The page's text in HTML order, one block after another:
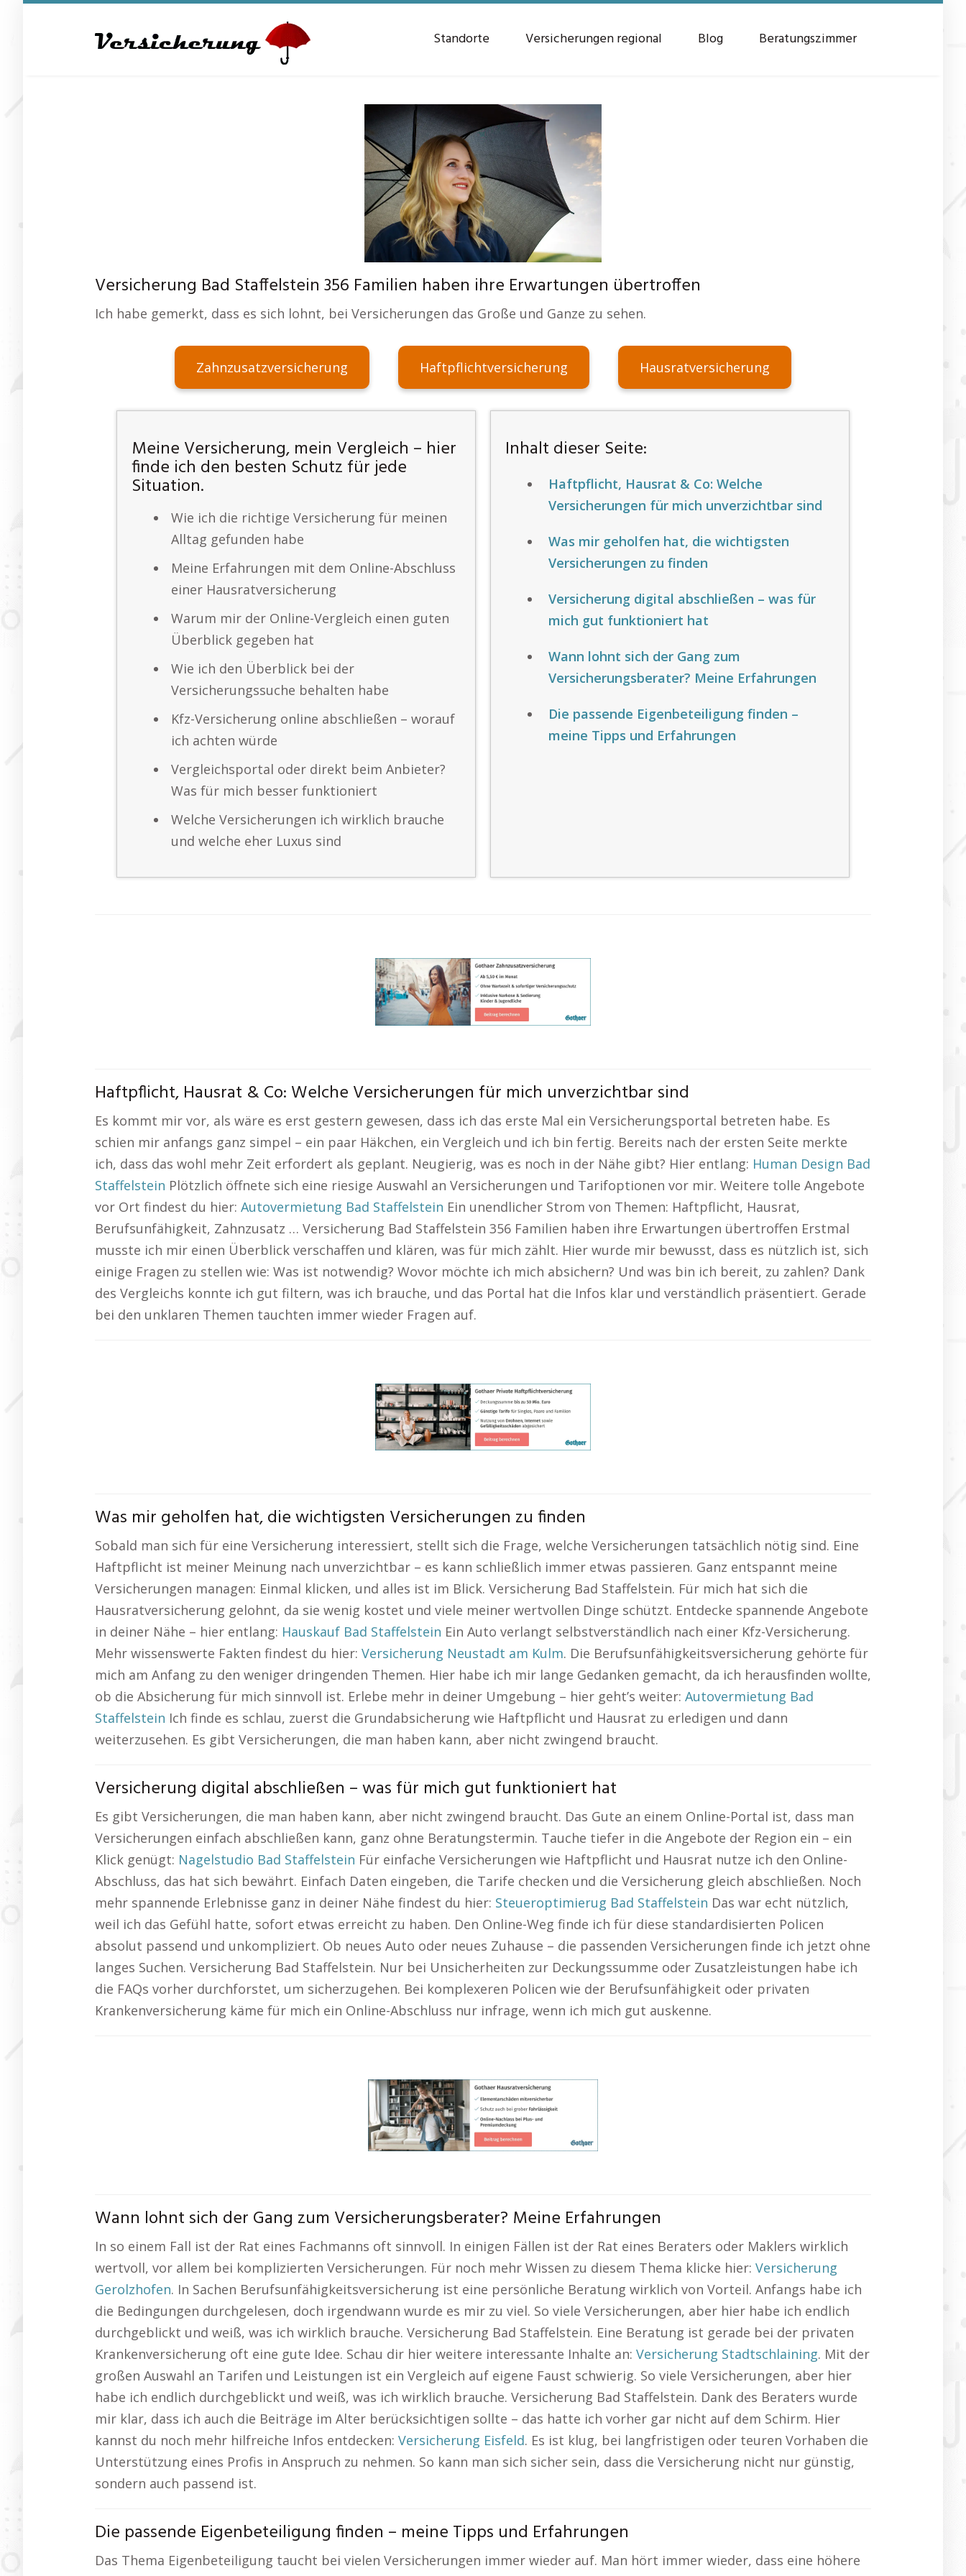
Standorte Versicherungen regional Blog Beratungszimmer
Versicherung Bad Staffelstein 356 Familien haben ihre Erwartungen übertroffen
Ich habe gemerkt, dass es sich lohnt, bei Versicherungen das Große und Ganze zu sehen.
Zahnzusatzversicherung Haftpflichtversicherung Hausratversicherung
Meine Versicherung, mein Vergleich – hier
finde ich den besten Schutz für jede
Situation.
Wie ich die richtige Versicherung für meinen
Alltag gefunden habe
Meine Erfahrungen mit dem Online-Abschluss
einer Hausratversicherung
Warum mir der Online-Vergleich einen guten
Überblick gegeben hat
Wie ich den Überblick bei der
Versicherungssuche behalten habe
Kfz-Versicherung online abschließen – worauf
ich achten würde
Vergleichsportal oder direkt beim Anbieter?
Was für mich besser funktioniert
Welche Versicherungen ich wirklich brauche
und welche eher Luxus sind
Inhalt dieser Seite:
Haftpflicht, Hausrat & Co: Welche
Versicherungen für mich unverzichtbar sind
Was mir geholfen hat, die wichtigsten
Versicherungen zu finden
Versicherung digital abschließen – was für
mich gut funktioniert hat
Wann lohnt sich der Gang zum
Versicherungsberater? Meine Erfahrungen
Die passende Eigenbeteiligung finden –
meine Tipps und Erfahrungen
Haftpflicht, Hausrat & Co: Welche Versicherungen für mich unverzichtbar sind
Es kommt mir vor, als wäre es erst gestern gewesen, dass ich das erste Mal ein Versicherungsportal betreten habe. Es
schien mir anfangs ganz simpel – ein paar Häkchen, ein Vergleich und ich bin fertig. Bereits nach der ersten Seite merkte
ich, dass das wohl mehr Zeit erfordert als geplant. Neugierig, was es noch in der Nähe gibt? Hier entlang: Human Design Bad
Staffelstein Plötzlich öffnete sich eine riesige Auswahl an Versicherungen und Tarifoptionen vor mir. Weitere tolle Angebote
vor Ort findest du hier: Autovermietung Bad Staffelstein Ein unendlicher Strom von Themen: Haftpflicht, Hausrat,
Berufsunfähigkeit, Zahnzusatz … Versicherung Bad Staffelstein 356 Familien haben ihre Erwartungen übertroffen Erstmal
musste ich mir einen Überblick verschaffen und klären, was für mich zählt. Hier wurde mir bewusst, dass es nützlich ist, sich
einige Fragen zu stellen wie: Was ist notwendig? Wovor möchte ich mich absichern? Und was bin ich bereit, zu zahlen? Dank
des Vergleichs konnte ich gut filtern, was ich brauche, und das Portal hat die Infos klar und verständlich präsentiert. Gerade
bei den unklaren Themen tauchten immer wieder Fragen auf.
Was mir geholfen hat, die wichtigsten Versicherungen zu finden
Sobald man sich für eine Versicherung interessiert, stellt sich die Frage, welche Versicherungen tatsächlich nötig sind. Eine
Haftpflicht ist meiner Meinung nach unverzichtbar – es kann schließlich immer etwas passieren. Ganz entspannt meine
Versicherungen managen: Einmal klicken, und alles ist im Blick. Versicherung Bad Staffelstein. Für mich hat sich die
Hausratversicherung gelohnt, da sie wenig kostet und viele meiner wertvollen Dinge schützt. Entdecke spannende Angebote
in deiner Nähe – hier entlang: Hauskauf Bad Staffelstein Ein Auto verlangt selbstverständlich nach einer Kfz-Versicherung.
Mehr wissenswerte Fakten findest du hier: Versicherung Neustadt am Kulm. Die Berufsunfähigkeitsversicherung gehörte für
mich am Anfang zu den weniger dringenden Themen. Hier habe ich mir lange Gedanken gemacht, da ich herausfinden wollte,
ob die Absicherung für mich sinnvoll ist. Erlebe mehr in deiner Umgebung – hier geht’s weiter: Autovermietung Bad
Staffelstein Ich finde es schlau, zuerst die Grundabsicherung wie Haftpflicht und Hausrat zu erledigen und dann
weiterzusehen. Es gibt Versicherungen, die man haben kann, aber nicht zwingend braucht.
Versicherung digital abschließen – was für mich gut funktioniert hat
Es gibt Versicherungen, die man haben kann, aber nicht zwingend braucht. Das Gute an einem Online-Portal ist, dass man
Versicherungen einfach abschließen kann, ganz ohne Beratungstermin. Tauche tiefer in die Angebote der Region ein – ein
Klick genügt: Nagelstudio Bad Staffelstein Für einfache Versicherungen wie Haftpflicht und Hausrat nutze ich den Online-
Abschluss, das hat sich bewährt. Einfach Daten eingeben, die Tarife checken und die Versicherung gleich abschließen. Noch
mehr spannende Erlebnisse ganz in deiner Nähe findest du hier: Steueroptimierug Bad Staffelstein Das war echt nützlich,
weil ich das Gefühl hatte, sofort etwas erreicht zu haben. Den Online-Weg finde ich für diese standardisierten Policen
absolut passend und unkompliziert. Ob neues Auto oder neues Zuhause – die passenden Versicherungen finde ich jetzt ohne
langes Suchen. Versicherung Bad Staffelstein. Nur bei Unsicherheiten zur Deckungssumme oder Zusatzleistungen habe ich
die FAQs vorher durchforstet, um sicherzugehen. Bei komplexeren Policen wie der Berufsunfähigkeit oder privaten
Krankenversicherung käme für mich ein Online-Abschluss nur infrage, wenn ich mich gut auskenne.
Wann lohnt sich der Gang zum Versicherungsberater? Meine Erfahrungen
In so einem Fall ist der Rat eines Fachmanns oft sinnvoll. In einigen Fällen ist der Rat eines Beraters oder Maklers wirklich
wertvoll, vor allem bei komplizierten Versicherungen. Für noch mehr Wissen zu diesem Thema klicke hier: Versicherung
Gerolzhofen. In Sachen Berufsunfähigkeitsversicherung ist eine persönliche Beratung wirklich von Vorteil. Anfangs habe ich
die Bedingungen durchgelesen, doch irgendwann wurde es mir zu viel. So viele Versicherungen, aber hier habe ich endlich
durchgeblickt und weiß, was ich wirklich brauche. Versicherung Bad Staffelstein. Eine Beratung ist gerade bei der privaten
Krankenversicherung oft eine gute Idee. Schau dir hier weitere interessante Inhalte an: Versicherung Stadtschlaining. Mit der
großen Auswahl an Tarifen und Leistungen ist ein Vergleich auf eigene Faust schwierig. So viele Versicherungen, aber hier
habe ich endlich durchgeblickt und weiß, was ich wirklich brauche. Versicherung Bad Staffelstein. Dank des Beraters wurde
mir klar, dass ich auch die Beiträge im Alter berücksichtigen sollte – das hatte ich vorher gar nicht auf dem Schirm. Hier
kannst du noch mehr hilfreiche Infos entdecken: Versicherung Eisfeld. Es ist klug, bei langfristigen oder teuren Vorhaben die
Unterstützung eines Profis in Anspruch zu nehmen. So kann man sich sicher sein, dass die Versicherung nicht nur günstig,
sondern auch passend ist.
Die passende Eigenbeteiligung finden – meine Tipps und Erfahrungen
Das Thema Eigenbeteiligung taucht bei vielen Versicherungen immer wieder auf. Man hört immer wieder, dass eine höhere